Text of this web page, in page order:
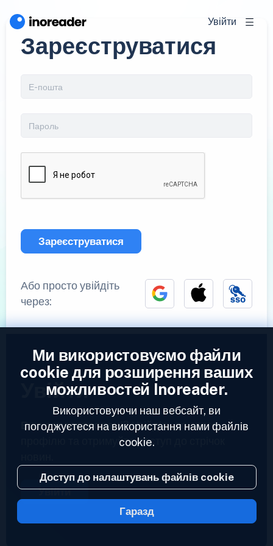
Увійти
Зареєструватися
Зареєструватися
Або просто увійдіть
через:
Увійти
Вже зареєстровані?Увійдіть до свого
профілю та отримуйте доступ до стрічок
Увійти
2023 © Inoreader
Ми використовуємо файли
cookie для розширення ваших
можливостей Inoreader.
Використовуючи наш вебсайт, ви
погоджуєтеся на використання нами файлів
cookie.
Доступ до налаштувань файлів cookie
Гаразд